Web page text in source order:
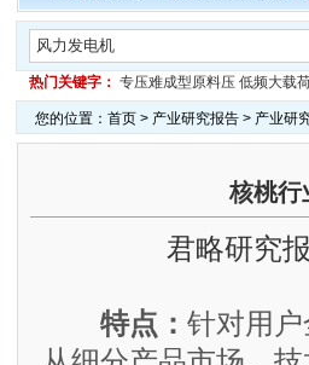
热门关键字： 专压难成型原料压 低频大载
您的位置： 首页> 产业研究报告> 产业研
核桃行
君略研究
特点： 针对用